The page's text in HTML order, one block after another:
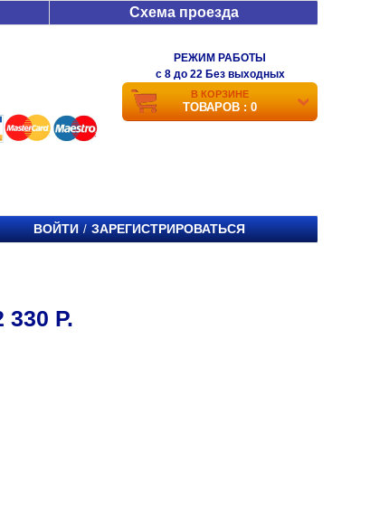
Схема проезда
РЕЖИМ РАБОТЫ
c 8 до 22 Без выходных
В КОРЗИНЕ
ТОВАРОВ : 0
ВОЙТИ / ЗАРЕГИСТРИРОВАТЬСЯ
Р.